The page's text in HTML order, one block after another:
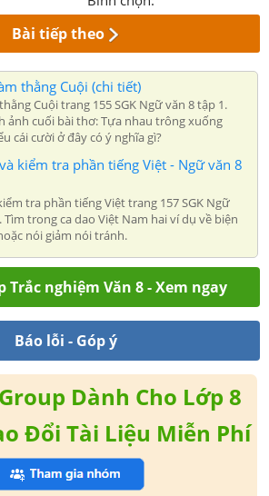
Bài tiếp theo
thằng Cuội (chi tiết)
Cuội trang 155 SGK Ngữ văn 8 tập 1.
ảnh cuối bài thơ: Tựa nhau trông xuống
cái cười ở đây có ý nghĩa gì?
kiểm tra phần tiếng Việt - Ngữ văn 8
tra phần tiếng Việt trang 157 SGK Ngữ
Tìm trong ca dao Việt Nam hai ví dụ về biện
nói giảm nói tránh.
Trắc nghiệm Văn 8 - Xem ngay
Báo lỗi - Góp ý
Dành Cho Lớp 8
Đổi Tài Liệu Miễn Phí